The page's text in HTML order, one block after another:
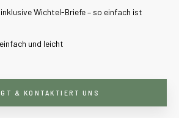
Wichtel-Briefe – so einfach ist
und leicht
& KONTAKTIERT UNS